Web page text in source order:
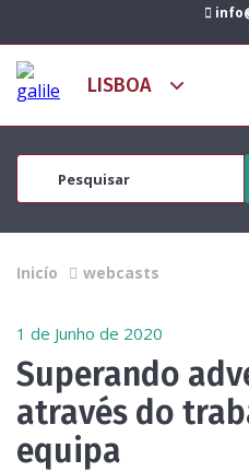
Inicío webcasts
1 de Junho de 2020
Superando
através do
equipa